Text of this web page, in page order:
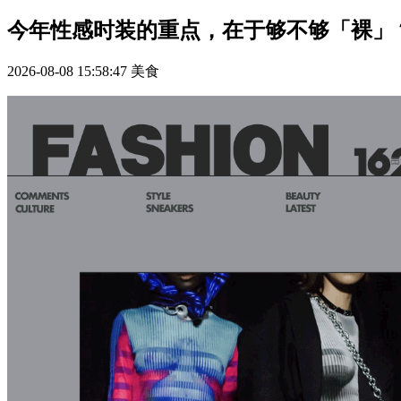
今年性感时装的重点，在于够不够「裸」
2026-08-08 15:58:47 美食